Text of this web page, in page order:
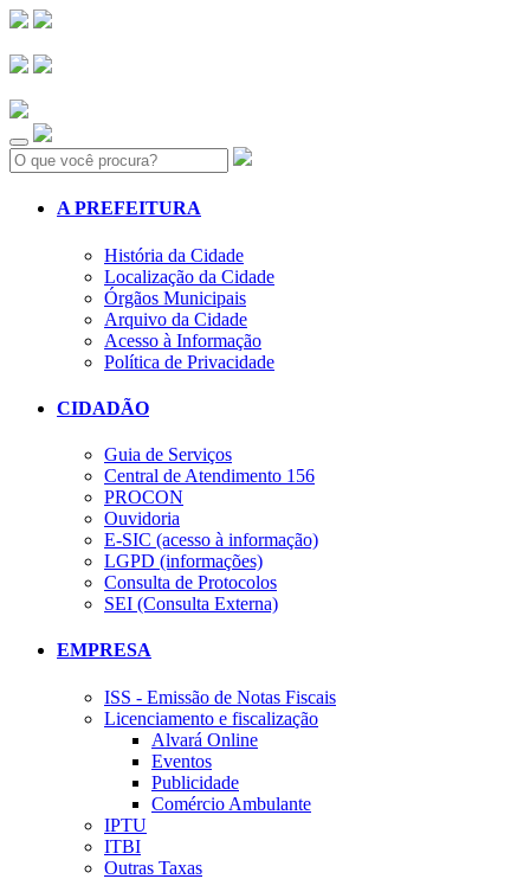
Search:
A PREFEITURA
História da Cidade
Localização da Cidade
Órgãos Municipais
Arquivo da Cidade
Acesso à Informação
Política de Privacidade
CIDADÃO
Guia de Serviços
Central de Atendimento 156
PROCON
Ouvidoria
E-SIC (acesso à informação)
LGPD (informações)
Consulta de Protocolos
SEI (Consulta Externa)
EMPRESA
ISS - Emissão de Notas Fiscais
Licenciamento e fiscalização
Alvará Online
Eventos
Publicidade
Comércio Ambulante
IPTU
ITBI
Outras Taxas